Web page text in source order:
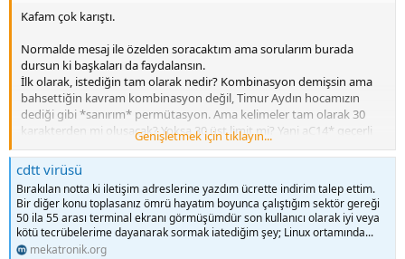
t
n
h
Kafam çok karıştı.
Normalde mesaj ile özelden soracaktım ama sorularım burada
dursun ki başkaları da faydalansın.
İlk olarak, istediğin tam olarak nedir? Kombinasyon demişsin ama
bahsettiğin kavram kombinasyon değil, Timur Aydın hocamızın
dediği gibi *sanırım* permütasyon. Ama kelimeler tam olarak 30
karakterden mi oluşacak? Yoksa 30 üst limit mi? Yani aC14* geçerli
Genişletmek için tıklayın...
cdtt virüsü
Bırakılan notta ki iletişim adreslerine yazdım ücrette indirim talep ettim.
Bir diğer konu toplasanız ömrü hayatım boyunca çalıştığım sektör gereği
50 ila 55 arası terminal ekranı görmüşümdür son kullanıcı olarak iyi veya
kötü tecrübelerime dayanarak sormak iatediğim şey; Linux ortamında...
mekatronik.org